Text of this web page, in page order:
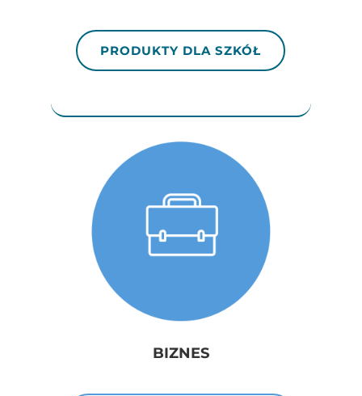
PRODUKTY DLA SZKÓŁ
BIZNES